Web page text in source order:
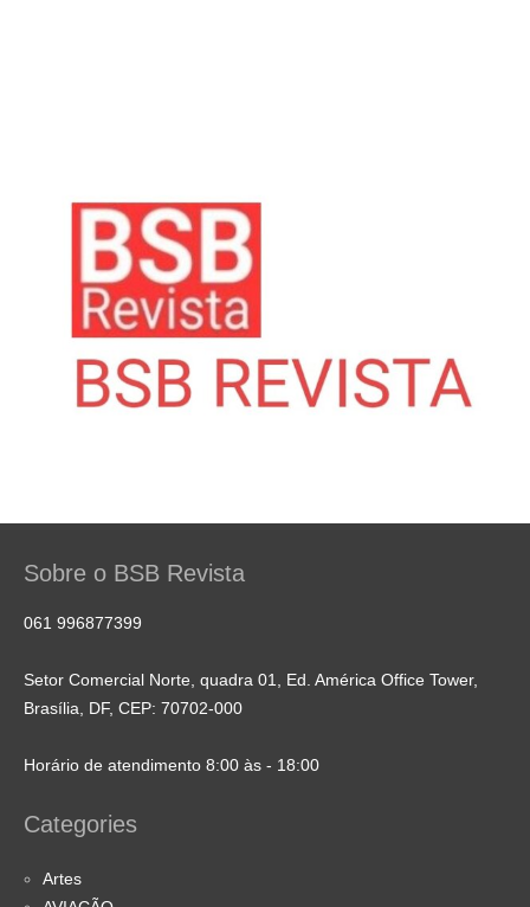
Sobre o BSB Revista
061 996877399
Setor Comercial Norte, quadra 01, Ed. América Office Tower,
Brasília, DF, CEP: 70702-000
Horário de atendimento 8:00 às - 18:00
Categories
Artes